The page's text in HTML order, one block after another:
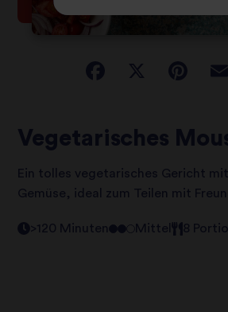
Vegetarisches
Ein tolles vegetarisches Gericht mit
Gemüse, ideal zum Teilen mit
>120 Minuten Mittel 8